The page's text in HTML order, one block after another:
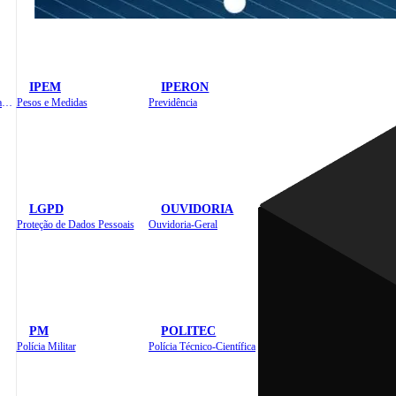
IPEM
Pesos e Medidas
IPERON
Previdência
LGPD
Proteção de Dados Pessoais
OUVIDORIA
Ouvidoria-Geral
PM
Polícia Militar
POLITEC
Polícia Técnico-Científica